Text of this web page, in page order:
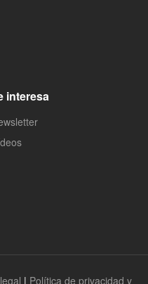
interesa
| Política de privacidad y